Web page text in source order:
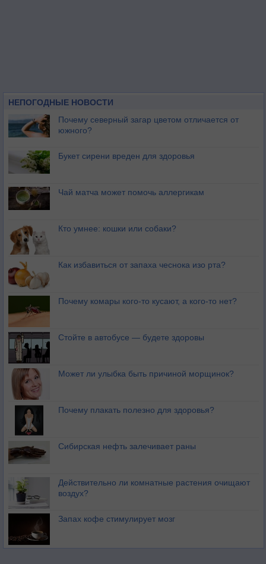
НЕПОГОДНЫЕ НОВОСТИ
Почему северный загар цветом отличается от
южного?
Букет сирени вреден для здоровья
Чай матча может помочь аллергикам
Кто умнее: кошки или собаки?
Как избавиться от запаха чеснока изо рта?
Почему комары кого-то кусают, а кого-то нет?
Стойте в автобусе — будете здоровы
Может ли улыбка быть причиной морщинок?
Почему плакать полезно для здоровья?
Сибирская нефть залечивает раны
Действительно ли комнатные растения очищают
воздух?
Запах кофе стимулирует мозг